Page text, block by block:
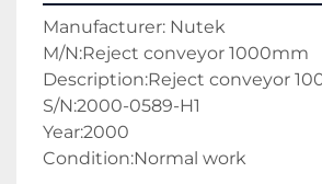
Manufacturer: Nutek
M/N:Reject conveyor 1000mm
Description:Reject conveyor
S/N:2000-0589-H1
Year:2000
Condition:Normal work